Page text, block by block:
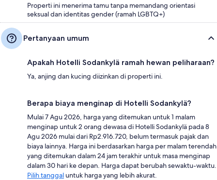
Properti ini menerima tamu tanpa memandang orientasi
seksual dan identitas gender (ramah LGBTQ+)
Pertanyaan umum
Apakah Hotelli Sodankylä ramah hewan peliharaan?
Ya, anjing dan kucing diizinkan di properti ini.
Berapa biaya menginap di Hotelli Sodankylä?
Mulai 7 Agu 2026, harga yang ditemukan untuk 1 malam
menginap untuk 2 orang dewasa di Hotelli Sodankylä pada 8
Agu 2026 mulai dari Rp2.916.720, belum termasuk pajak dan
biaya lainnya. Harga ini berdasarkan harga per malam terendah
yang ditemukan dalam 24 jam terakhir untuk masa menginap
dalam 30 hari ke depan. Harga dapat berubah sewaktu-waktu.
Pilih tanggal untuk harga yang lebih akurat.